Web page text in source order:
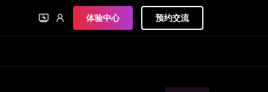
体验中心 预约交流